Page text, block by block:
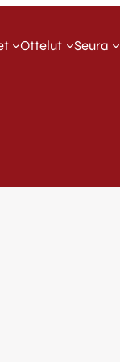
Ottelut Seura